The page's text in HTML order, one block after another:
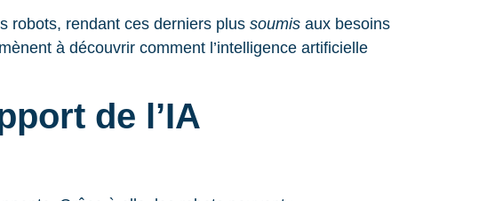
robots, rendant ces derniers plus soumis aux besoins
à découvrir comment l’intelligence artificielle
de l’IA